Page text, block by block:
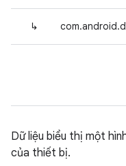
↳
Dữ liệu biểu thị một
của thiết bị.